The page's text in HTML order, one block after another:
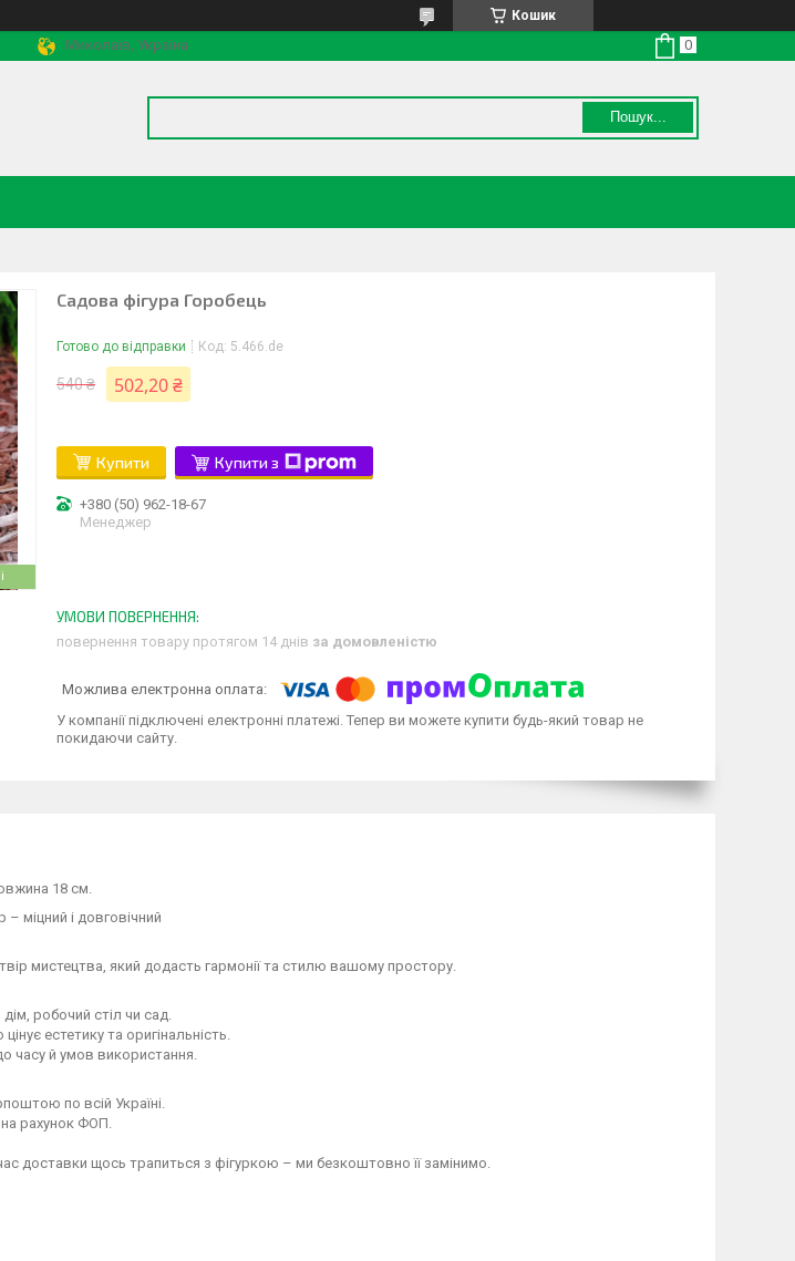
Кошик
Миколаїв, Україна
Пошук...
Садова фігура Горобець
Готово до відправки Код: 5.466.de
540 ₴ 502,20 ₴
Купити Купити з
+380 (50) 962-18-67
Менеджер
повернення товару протягом 14 днів за домовленістю
У компанії підключені електронні платежі. Тепер ви можете купити будь-який товар не
покидаючи сайту.
18 см.
– міцний і довговічний
мистецтва, який додасть гармонії та стилю вашому простору.
робочий стіл чи сад.
естетику та оригінальність.
часу й умов використання.
по всій Україні.
рахунок ФОП.
доставки щось трапиться з фігуркою – ми безкоштовно її замінимо.